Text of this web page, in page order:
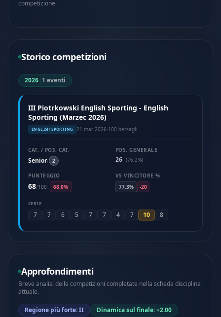
competizione
Storico competizioni
2026| 1 eventi
III Piotrkowski English Sporting - English
Sporting (Marzec 2026)
ENGLISH SPORTING 21 mar 2026·100 bersagli
CAT. / POS. CAT.
Senior/ 2
POS. GENERALE
26 (76.2%)
PUNTEGGIO
68/100 68.0%
VS VINCITORE %
77.3%
-20
SERIE
7 7 6 5 7 7 4 7 10 8
Approfondimenti
Breve analisi delle competizioni completate nella scheda disciplina
attuale.
Regione più forte: II Dinamica sul finale: +2.00